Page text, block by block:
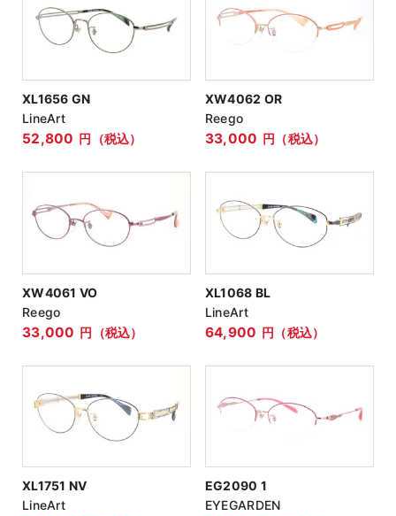
XL1656 GN
LineArt
52,800 円（税込）
XW4062 OR
Reego
33,000 円（税込）
XW4061 VO
Reego
33,000 円（税込）
XL1068 BL
LineArt
64,900 円（税込）
XL1751 NV
LineArt
EG2090 1
EYEGARDEN